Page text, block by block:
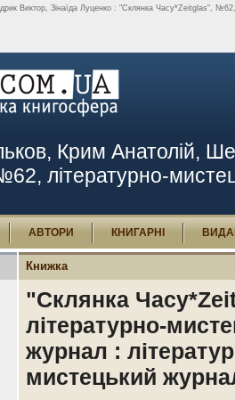
Виктор, Зінаїда Луценко : "Склянка Часу*Zeitglas", №62,
Крим Анатолій,
літературно-
АВТОРИ КНИГАРНІ
Книжка
"Склянка
літературно-
журнал :
мистецький